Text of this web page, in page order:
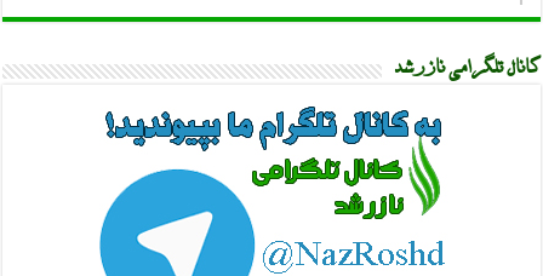
کانال تلگرامی نازرشد